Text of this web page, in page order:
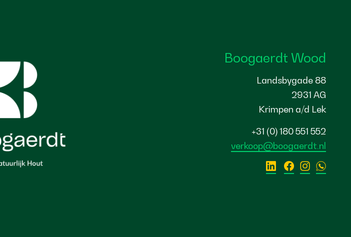
Boogaerdt Wood
Landsbygade 88
2931 AG
Krimpen a/d Lek
+31 (0) 180 551 552
verkoop@boogaerdt.nl